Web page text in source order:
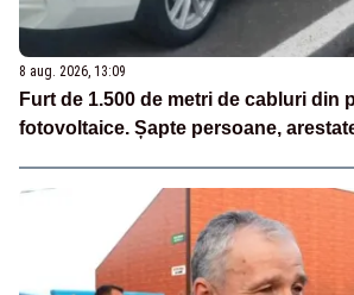
8 aug. 2026, 13:09
Furt de 1.500 de metri de cabluri din
fotovoltaice. Șapte persoane,